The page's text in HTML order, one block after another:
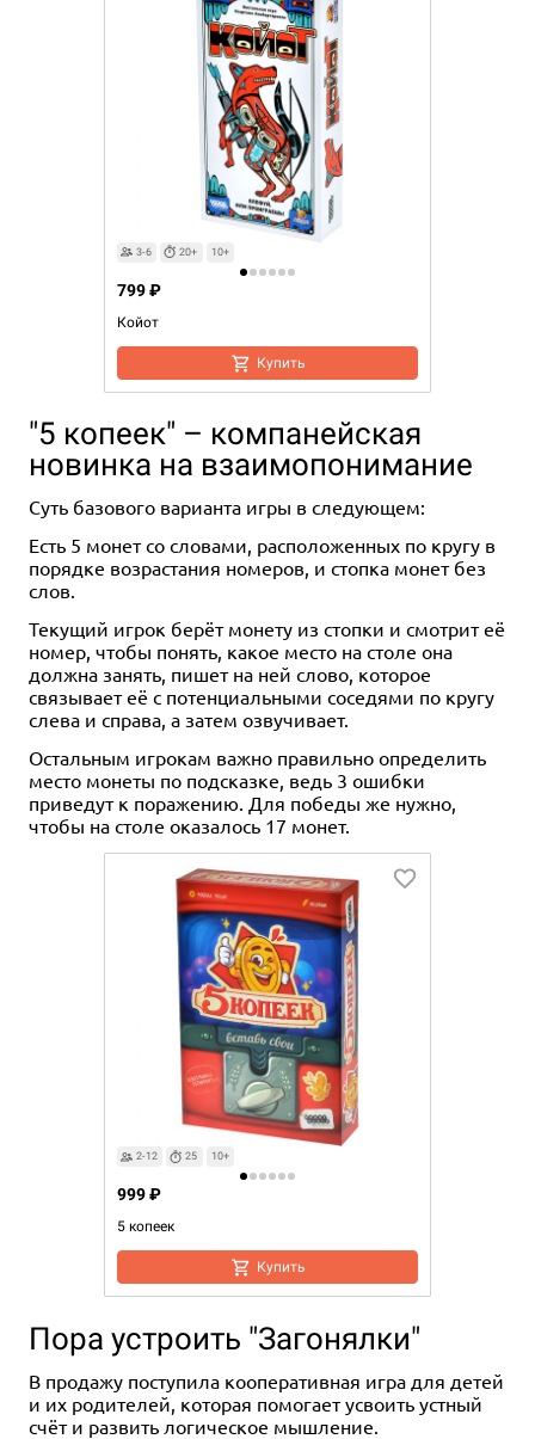
3-6 20+ 10+
Койот
799 ₽
Купить
"5 копеек" – компанейская
новинка на взаимопонимание
Суть базового варианта игры в следующем:
Есть 5 монет со словами, расположенных по кругу в
порядке возрастания номеров, и стопка монет без
слов.
Текущий игрок берёт монету из стопки и смотрит её
номер, чтобы понять, какое место на столе она
должна занять, пишет на ней слово, которое
связывает её с потенциальными соседями по кругу
слева и справа, а затем озвучивает.
Остальным игрокам важно правильно определить
место монеты по подсказке, ведь 3 ошибки
приведут к поражению. Для победы же нужно,
чтобы на столе оказалось 17 монет.
2-12 25 10+
5 копеек
999 ₽
Купить
Пора устроить "Загонялки"
В продажу поступила кооперативная игра для детей
и их родителей, которая помогает усвоить устный
счёт и развить логическое мышление.